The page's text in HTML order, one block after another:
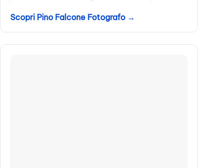
tecnica, affinata…
Scopri Pino Falcone Fotografo →